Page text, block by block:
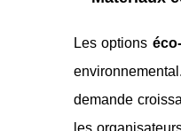
Les options
demande